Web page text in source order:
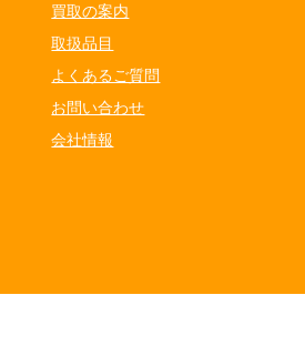
買取の案内
取扱品目
よくあるご質問
お問い合わせ
会社情報